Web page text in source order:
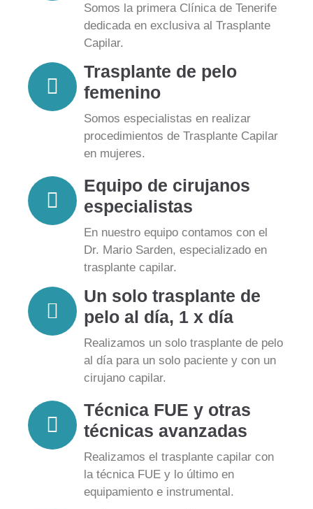
Somos la primera Clínica de Tenerife
dedicada en exclusiva al Trasplante
Capilar.
Trasplante de pelo
femenino
Somos especialistas en realizar
procedimientos de Trasplante Capilar
en mujeres.
Equipo de cirujanos
especialistas
En nuestro equipo contamos con el
Dr. Mario Sarden, especializado en
trasplante capilar.
Un solo trasplante de
pelo al día, 1 x día
Realizamos un solo trasplante de pelo
al día para un solo paciente y con un
cirujano capilar.
Técnica FUE y otras
técnicas avanzadas
Realizamos el trasplante capilar con
la técnica FUE y lo último en
equipamiento e instrumental.